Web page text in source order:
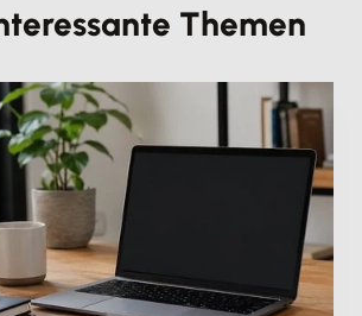
Themen
in Lexware